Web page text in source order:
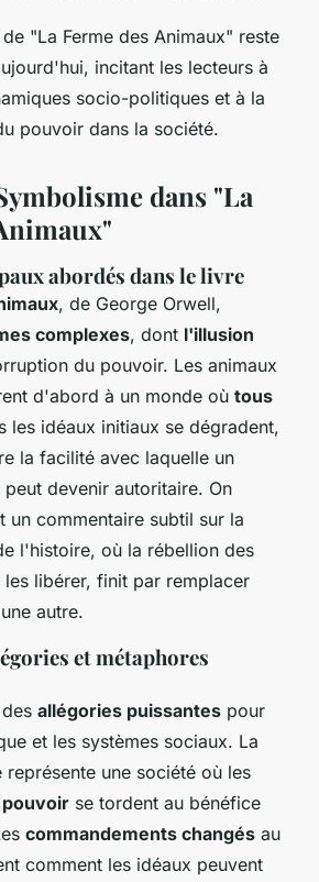
"La Ferme des Animaux" reste
incitant les lecteurs à
socio-politiques et à la
pouvoir dans la société.
dans "La
abordés dans le livre
, de George Orwell,
complexes, dont l'illusion
du pouvoir. Les animaux
d'abord à un monde où tous
les idéaux initiaux se dégradent,
la facilité avec laquelle un
devenir autoritaire. On
un commentaire subtil sur la
l'histoire, où la rébellion des
les libérer, finit par remplacer
autre.
et métaphores
allégories puissantes pour
et les systèmes sociaux. La
une société où les
pouvoir se tordent au bénéfice
commandements changés au
comment les idéaux peuvent